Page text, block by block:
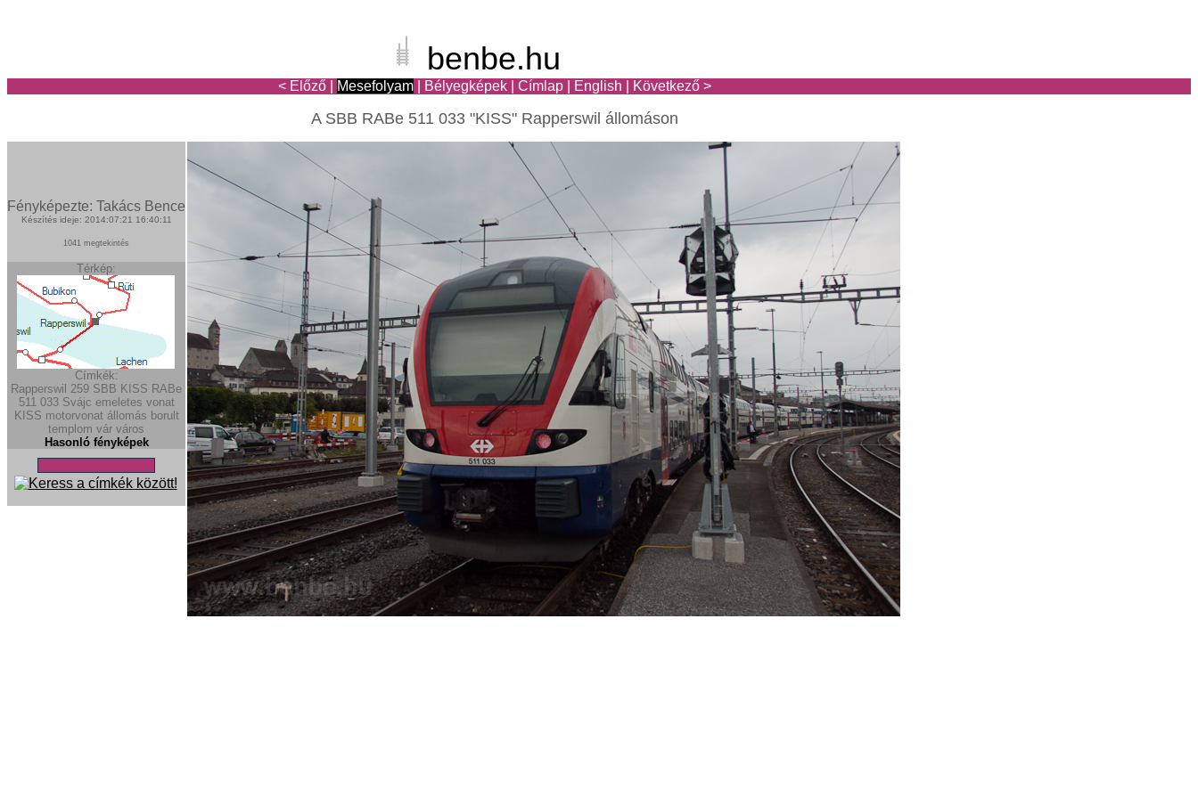
benbe.hu
< Előző Mesefolyam Bélyegképek Címlap English Következő >
A SBB RABe 511 033 KISS Rapperswil állomáson
Fényképezte: Takács Bence
Készítés ideje: 2014:07:21 16:40:11
1041 megtekintés
Térkép:
Címkék:
Rapperswil 259 SBB KISS RABe
511 033 Svájc emeletes vonat
KISS motorvonat állomás borult
templom vár város
Hasonló fényképek